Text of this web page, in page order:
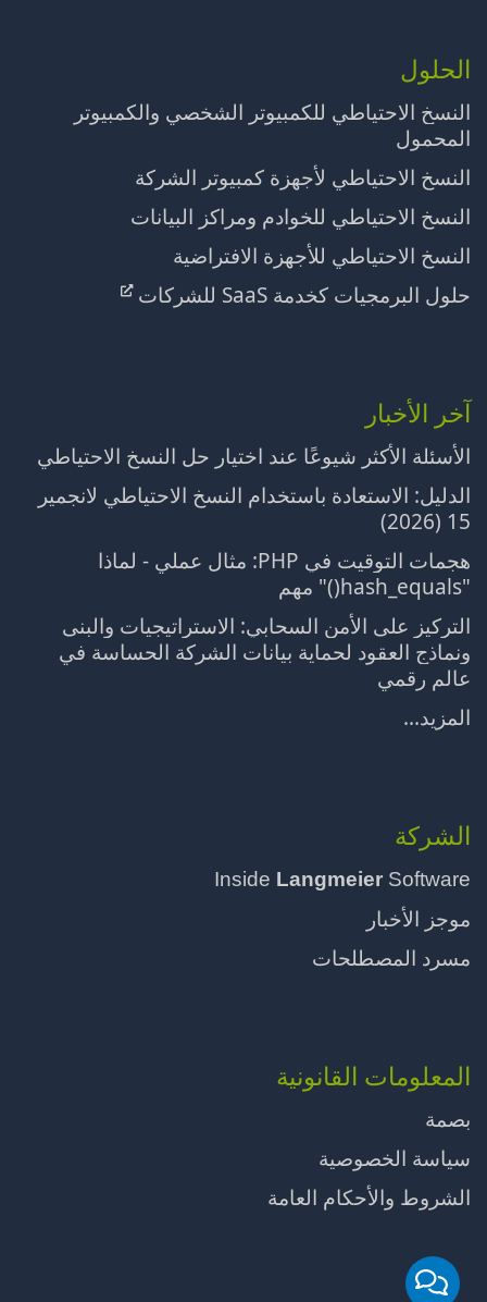
الحلول
النسخ الاحتياطي للكمبيوتر الشخصي والكمبيوتر
المحمول
النسخ الاحتياطي لأجهزة كمبيوتر الشركة
النسخ الاحتياطي للخوادم ومراكز البيانات
النسخ الاحتياطي للأجهزة الافتراضية
حلول البرمجيات كخدمة SaaS للشركات
آخر الأخبار
الأسئلة الأكثر شيوعًا عند اختيار حل النسخ الاحتياطي
الدليل: الاستعادة باستخدام النسخ الاحتياطي لانجمير
15 (2026)
هجمات التوقيت في PHP: مثال عملي - لماذا
"hash_equals()" مهم
التركيز على الأمن السحابي: الاستراتيجيات والبنى
ونماذج العقود لحماية بيانات الشركة الحساسة في
عالم رقمي
المزيد...
الشركة
Inside Langmeier Software
موجز الأخبار
مسرد المصطلحات
المعلومات القانونية
بصمة
سياسة الخصوصية
الشروط والأحكام العامة